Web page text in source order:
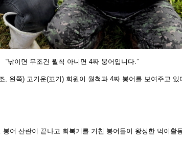
“낚이면 무조건 월척 아니면 4짜 붕어입니다.”
, 왼쪽) 고기운(꼬기) 회원이 월척과 4짜 붕어를 보여주고 있
붕어 산란이 끝나고 회복기를 거친 붕어들이 왕성한 먹이활